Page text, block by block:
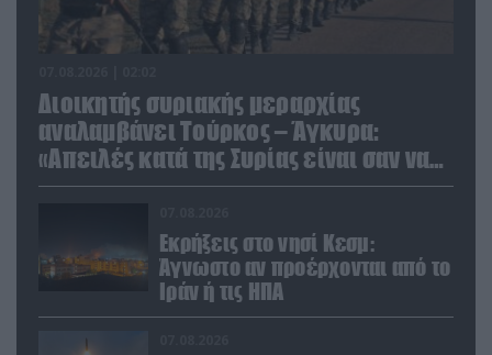
Διοικητής συριακής μεραρχίας
αναλαμβάνει Τούρκος – Άγκυρα:
«Απειλές κατά της Συρίας είναι σαν να
απειλούν εμάς»
Εκρήξεις στο νησί Κεσμ:
Άγνωστο αν προέρχονται από το
Ιράν ή τις ΗΠΑ